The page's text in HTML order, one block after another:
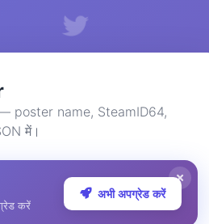
poster name, SteamID64,
में।
करें
अभी अपग्रेड करें